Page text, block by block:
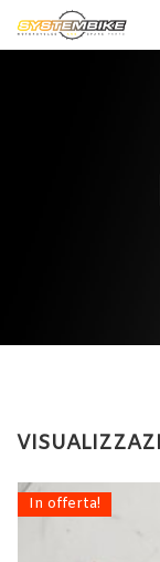
In offerta!